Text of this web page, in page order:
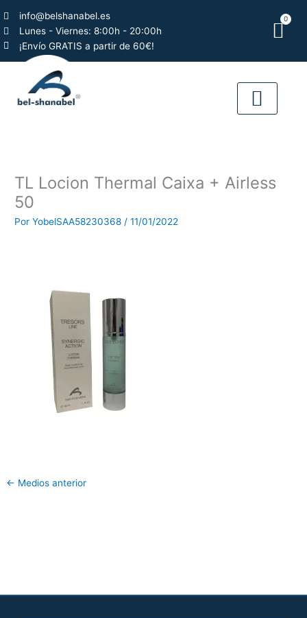
al
contenido
info@belshanabel.es
Lunes - Viernes: 8:00h - 20:00h
¡Envío GRATIS a partir de 60€!
0
TL Locion Thermal Caixa + Airless
50
PorYobelSAA58230368 /11/01/2022
← Medios anterior